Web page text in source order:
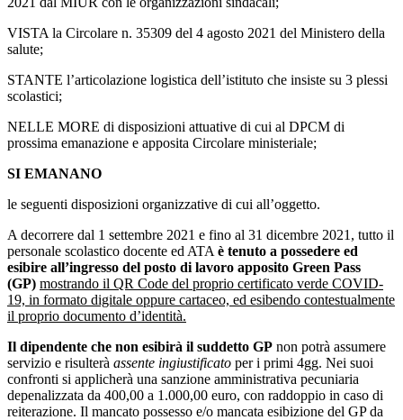
VISTA la Circolare n. 35309 del 4 agosto 2021 del Ministero della
salute;
STANTE l’articolazione logistica dell’istituto che insiste su 3 plessi
scolastici;
NELLE MORE di disposizioni attuative di cui al DPCM di
prossima emanazione e apposita Circolare ministeriale;
SI EMANANO
le seguenti disposizioni organizzative di cui all’oggetto.
A decorrere dal 1 settembre 2021 e fino al 31 dicembre 2021, tutto il
personale scolastico docente ed ATA è tenuto a possedere ed
esibire all’ingresso del posto di lavoro apposito Green Pass
(GP) mostrando il QR Code del proprio certificato verde COVID-
19, in formato digitale oppure cartaceo, ed esibendo contestualmente
il proprio documento d’identità.
Il dipendente che non esibirà il suddetto GP non potrà assumere
servizio e risulterà assente ingiustificato per i primi 4gg. Nei suoi
confronti si applicherà una sanzione amministrativa pecuniaria
depenalizzata da 400,00 a 1.000,00 euro, con raddoppio in caso di
reiterazione. Il mancato possesso e/o mancata esibizione del GP da